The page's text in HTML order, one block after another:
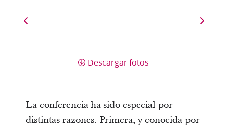
Descargar fotos
La conferencia ha sido especial por
distintas razones. Primera, y conocida por